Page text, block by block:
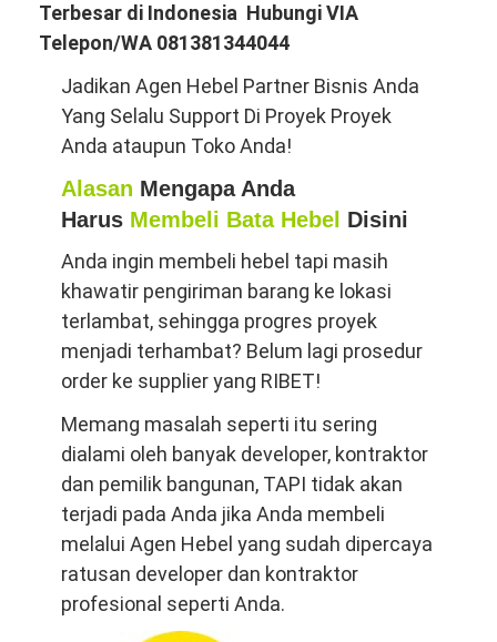
Terbesar di Indonesia Hubungi VIA
Telepon/WA 081381344044
Jadikan Agen Hebel Partner Bisnis Anda
Yang Selalu Support Di Proyek Proyek
Anda ataupun Toko Anda!
Alasan Mengapa Anda
Harus Membeli Bata Hebel Disini
Anda ingin membeli hebel tapi masih
khawatir pengiriman barang ke lokasi
terlambat, sehingga progres proyek
menjadi terhambat? Belum lagi prosedur
order ke supplier yang RIBET!
Memang masalah seperti itu sering
dialami oleh banyak developer, kontraktor
dan pemilik bangunan, TAPI tidak akan
terjadi pada Anda jika Anda membeli
melalui Agen Hebel yang sudah dipercaya
ratusan developer dan kontraktor
profesional seperti Anda.